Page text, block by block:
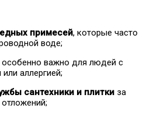
примесей, которые часто
воде;
особенно важно для людей с
аллергией;
сантехники и плитки за